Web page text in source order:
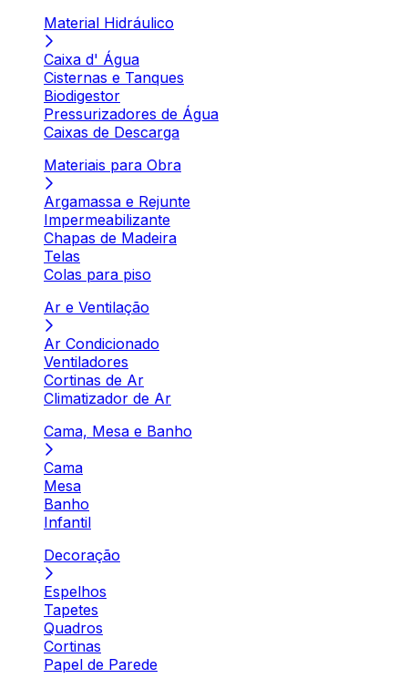
Material Hidráulico
Caixa d' Água
Cisternas e Tanques
Biodigestor
Pressurizadores de Água
Caixas de Descarga
Materiais para Obra
Argamassa e Rejunte
Impermeabilizante
Chapas de Madeira
Telas
Colas para piso
Ar e Ventilação
Ar Condicionado
Ventiladores
Cortinas de Ar
Climatizador de Ar
Cama, Mesa e Banho
Cama
Mesa
Banho
Infantil
Decoração
Espelhos
Tapetes
Quadros
Cortinas
Papel de Parede